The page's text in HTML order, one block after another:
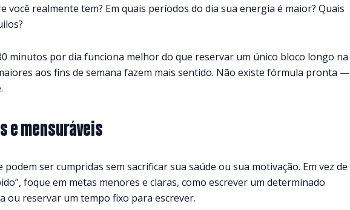
você realmente tem? Em quais períodos do dia sua energia é maior? Quais
minutos por dia funciona melhor do que reservar um único bloco longo na
aos fins de semana fazem mais sentido. Não existe fórmula pronta —
e mensuráveis
ser cumpridas sem sacrificar sua saúde ou sua motivação. Em vez de
foque em metas menores e claras, como escrever um determinado
ou reservar um tempo fixo para escrever.